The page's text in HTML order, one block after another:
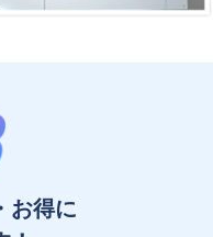
お得に